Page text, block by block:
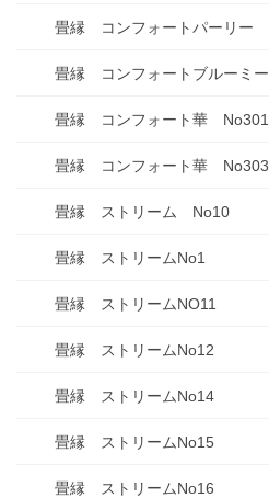
畳縁 コンフォートパーリー
畳縁 コンフォートブルーミー
畳縁 コンフォート華 No301
畳縁 コンフォート華 No303
畳縁 ストリーム No10
畳縁 ストリームNo1
畳縁 ストリームNO11
畳縁 ストリームNo12
畳縁 ストリームNo14
畳縁 ストリームNo15
畳縁 ストリームNo16